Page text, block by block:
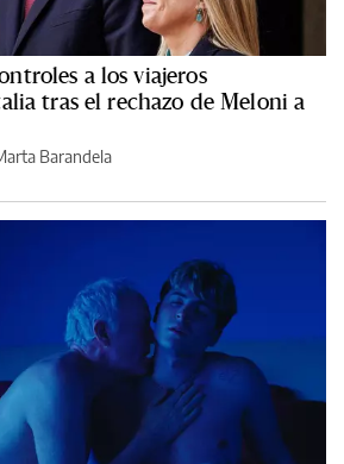
a los viajeros
tras el rechazo de Meloni a
Barandela